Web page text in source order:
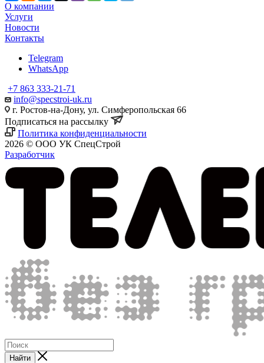
О компании
Услуги
Новости
Контакты
Telegram
WhatsApp
+7 863 333-21-71
info@specstroi-uk.ru
г. Ростов-на-Дону, ул. Симферопольская 66
Подписаться на рассылку
Политика конфиденциальности
2026 © ООО УК СпецСтрой
Разработчик
Найти